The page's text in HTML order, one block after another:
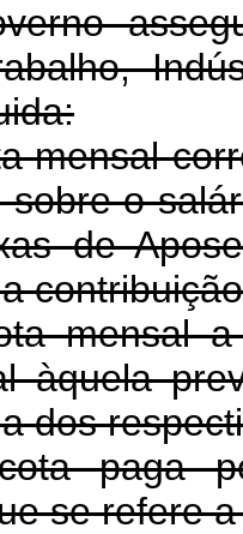
mensal
o
de
mensal
àquela
dos
paga
se refere